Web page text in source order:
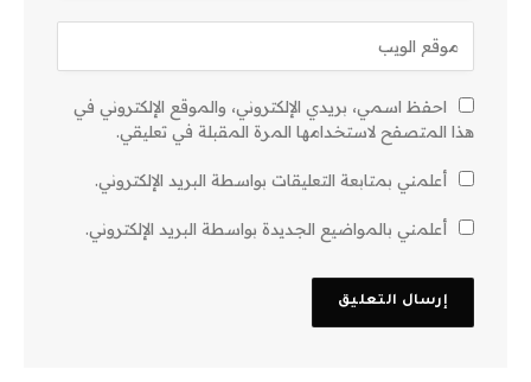
احفظ اسمي، بريدي الإلكتروني، والموقع الإلكتروني في
هذا المتصفح لاستخدامها المرة المقبلة في تعليقي.
أعلمني بمتابعة التعليقات بواسطة البريد الإلكتروني.
أعلمني بالمواضيع الجديدة بواسطة البريد الإلكتروني.